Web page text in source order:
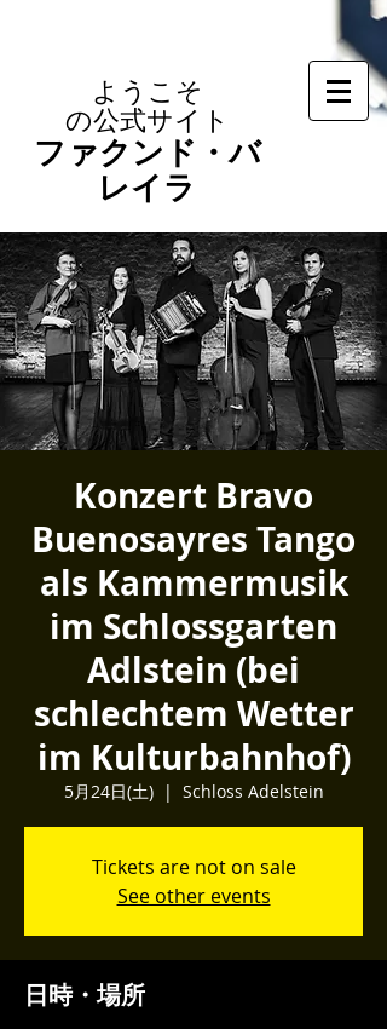
ようこそ
の公式サイト
ファクンド・バ
レイラ
Konzert Bravo
Buenosayres Tango
als Kammermusik
im Schlossgarten
Adlstein (bei
schlechtem Wetter
im Kulturbahnhof)
5月24日(土)
  |
Schloss Adelstein
Tickets are not on sale
See other events
日時・場所